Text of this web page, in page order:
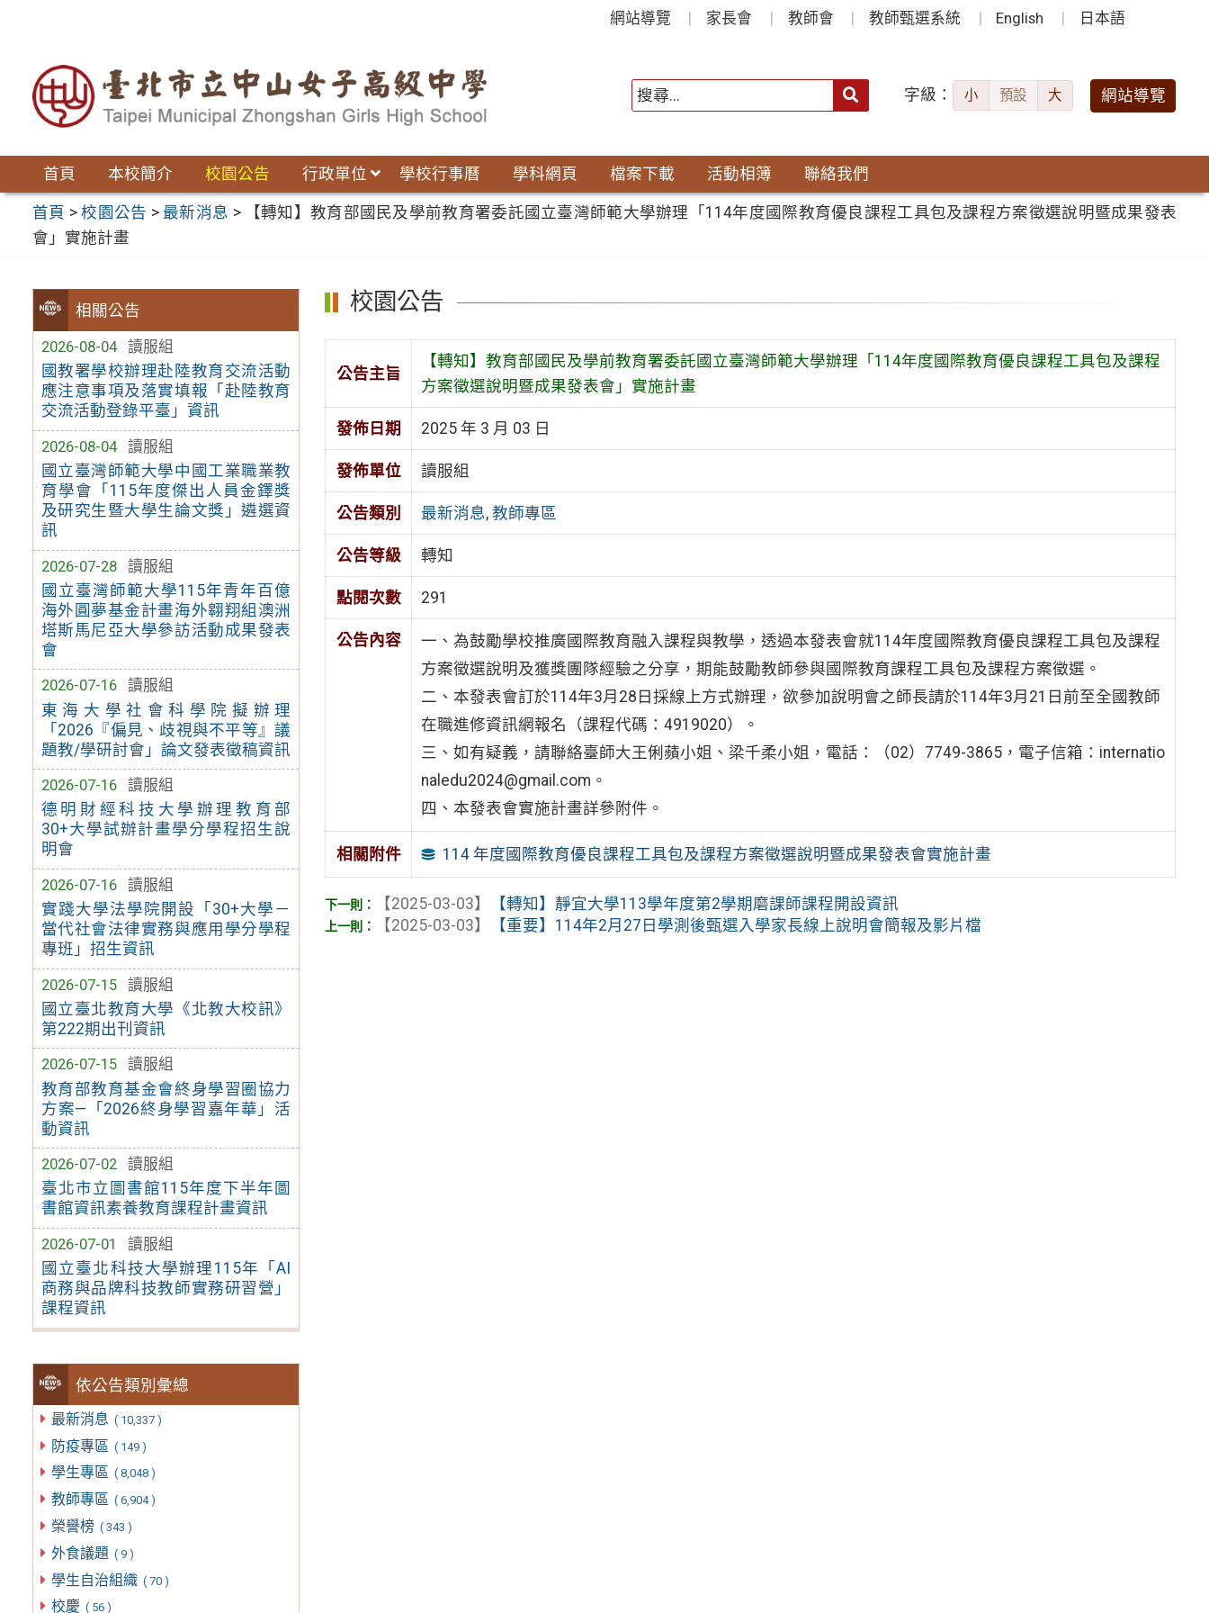
網站導覽 家長會 教師會 教師甄選系統 English 日本語
字級： 小 預設 大 網站導覽
首頁 本校簡介 校園公告 行政單位 學校行事曆 學科網頁 檔案下載 活動相簿 聯絡我們
首頁 >校園公告 > 最新消息 >
【轉知】教育部國民及學前教育署委託國立臺灣師範大學辦理「114年度國際教育優良課程工具包及課程方案徵選說明暨成果發表
會」實施計畫
相關公告
2026-08-04
讀服組
國教署學校辦理赴陸教育交流活動
應注意事項及落實填報「赴陸教育
交流活動登錄平臺」資訊
2026-08-04
讀服組
國立臺灣師範大學中國工業職業教
育學會「115年度傑出人員金鐸獎
及研究生暨大學生論文獎」遴選資
訊
2026-07-28
讀服組
國立臺灣師範大學115年青年百億
海外圓夢基金計畫海外翱翔組澳洲
塔斯馬尼亞大學參訪活動成果發表
會
2026-07-16
讀服組
東海大學社會科學院擬辦理
「2026『偏見、歧視與不平等』議
題教/學研討會」論文發表徵稿資訊
2026-07-16
讀服組
德明財經科技大學辦理教育部
30+大學試辦計畫學分學程招生說
明會
2026-07-16
讀服組
實踐大學法學院開設「30+大學－
當代社會法律實務與應用學分學程
專班」招生資訊
2026-07-15
讀服組
國立臺北教育大學《北教大校訊》
第222期出刊資訊
2026-07-15
讀服組
教育部教育基金會終身學習圈協力
方案—「2026終身學習嘉年華」活
動資訊
2026-07-02
讀服組
臺北市立圖書館115年度下半年圖
書館資訊素養教育課程計畫資訊
2026-07-01
讀服組
國立臺北科技大學辦理115年「AI
商務與品牌科技教師實務研習營」
課程資訊
依公告類別彙總
最新消息 ( 10,337 )
防疫專區 ( 149 )
學生專區 ( 8,048 )
教師專區 ( 6,904 )
榮譽榜 ( 343 )
外食議題 ( 9 )
學生自治組織 ( 70 )
校慶 ( 56 )
校園公告
公告主旨
【轉知】教育部國民及學前教育署委託國立臺灣師範大學辦理「114年度國際教育優良課程工具包及課程
方案徵選說明暨成果發表會」實施計畫
發佈日期 2025 年 3 月 03 日
發佈單位 讀服組
公告類別 最新消息, 教師專區
公告等級 轉知
點閱次數 291
公告內容
一、為鼓勵學校推廣國際教育融入課程與教學，透過本發表會就114年度國際教育優良課程工具包及課程
方案徵選說明及獲獎團隊經驗之分享，期能鼓勵教師參與國際教育課程工具包及課程方案徵選。
二、本發表會訂於114年3月28日採線上方式辦理，欲參加說明會之師長請於114年3月21日前至全國教師
在職進修資訊網報名（課程代碼：4919020）。
三、如有疑義，請聯絡臺師大王俐蘋小姐、梁千柔小姐，電話：（02）7749-3865，電子信箱：internatio
naledu2024@gmail.com。
四、本發表會實施計畫詳參附件。
相關附件 114 年度國際教育優良課程工具包及課程方案徵選說明暨成果發表會實施計畫
【2025-03-03】
【轉知】靜宜大學113學年度第2學期磨課師課程開設資訊
【2025-03-03】
【重要】114年2月27日學測後甄選入學家長線上說明會簡報及影片檔